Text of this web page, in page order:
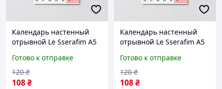
Календарь настенный
отрывной Le Sserafim А5
Готово к отправке
108₴
120 ₴
Календарь настенный
отрывной Le Sserafim А5
Готово к отправке
108₴
120 ₴